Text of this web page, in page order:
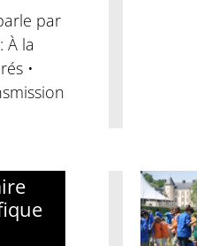
par
À la
•